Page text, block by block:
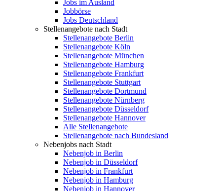
Jobs im Ausland
Jobbörse
Jobs Deutschland
Stellenangebote nach Stadt
Stellenangebote Berlin
Stellenangebote Köln
Stellenangebote München
Stellenangebote Hamburg
Stellenangebote Frankfurt
Stellenangebote Stuttgart
Stellenangebote Dortmund
Stellenangebote Nürnberg
Stellenangebote Düsseldorf
Stellenangebote Hannover
Alle Stellenangebote
Stellenangebote nach Bundesland
Nebenjobs nach Stadt
Nebenjob in Berlin
Nebenjob in Düsseldorf
Nebenjob in Frankfurt
Nebenjob in Hamburg
Nebenjob in Hannover